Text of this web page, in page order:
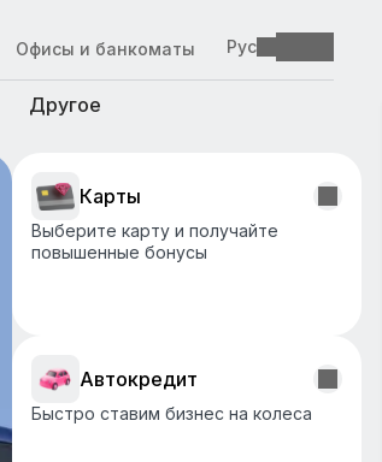
Офисы и банкоматы Рус
Другое
Карты
Выберите карту и получайте
повышенные бонусы
Автокредит
Быстро ставим бизнес на колеса